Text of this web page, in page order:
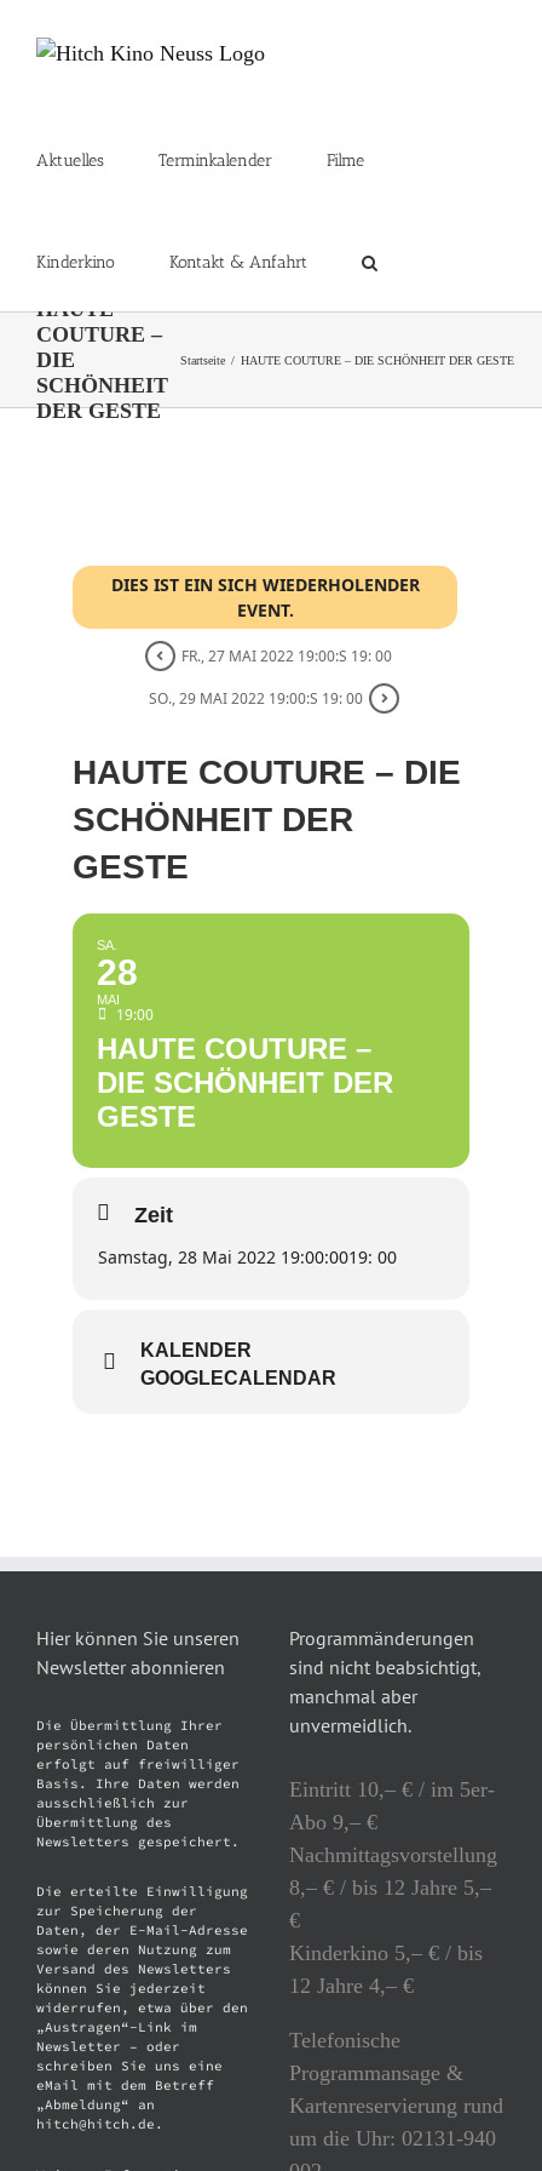
Inhalt
Aktuelles Terminkalender Filme
Kinderkino Kontakt & Anfahrt
HAUTE
COUTURE –
DIE
SCHÖNHEIT
DER GESTE
Startseite HAUTE COUTURE – DIE SCHÖNHEIT DER GESTE
DIES IST EIN SICH WIEDERHOLENDER
EVENT.
FR., 27 MAI 2022 19:00:S 19: 00
SO., 29 MAI 2022 19:00:S 19: 00
HAUTE COUTURE – DIE
SCHÖNHEIT DER
GESTE
SA.
28
MAI
19:00
HAUTE COUTURE –
DIE SCHÖNHEIT DER
GESTE
Zeit
Samstag, 28 Mai 2022 19:00:0019: 00
KALENDER
GOOGLECALENDAR
Hier können Sie unseren
Newsletter abonnieren
Die Übermittlung Ihrer
persönlichen Daten
erfolgt auf freiwilliger
Basis. Ihre Daten werden
ausschließlich zur
Übermittlung des
Newsletters gespeichert.
Die erteilte Einwilligung
zur Speicherung der
Daten, der E-Mail-Adresse
sowie deren Nutzung zum
Versand des Newsletters
können Sie jederzeit
widerrufen, etwa über den
„Austragen“-Link im
Newsletter – oder
schreiben Sie uns eine
eMail mit dem Betreff
„Abmeldung“ an
hitch@hitch.de.
Programmänderungen
sind nicht beabsichtigt,
manchmal aber
unvermeidlich.
Eintritt 10,– € / im 5er-
Abo 9,– €
Nachmittagsvorstellung
8,– € / bis 12 Jahre 5,–
€
Kinderkino 5,– € / bis
12 Jahre 4,– €
Telefonische
Programmansage &
Kartenreservierung rund
um die Uhr: 02131-940